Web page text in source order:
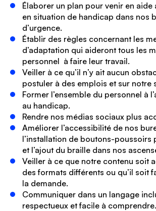
Élaborer un plan pour venir en aide
en situation de handicap dans nos
d’urgence.
Établir des règles concernant les
d’adaptation qui aideront tous les
personnel à faire leur travail.
Veiller à ce qu’il n’y ait aucun
postuler à des emplois et sur notre
Former l’ensemble du personnel à
au handicap.
Rendre nos médias sociaux plus
Améliorer l’accessibilité de nos
l’installation de boutons-poussoirs
et l’ajout du braille dans nos
Veiller à ce que notre contenu soit
des formats différents ou qu’il soit
la demande.
Communiquer dans un langage
respectueux et facile à comprendre.